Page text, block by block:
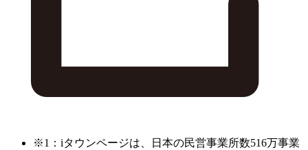
※1：iタウンページは、日本の民営事業所数516万事業